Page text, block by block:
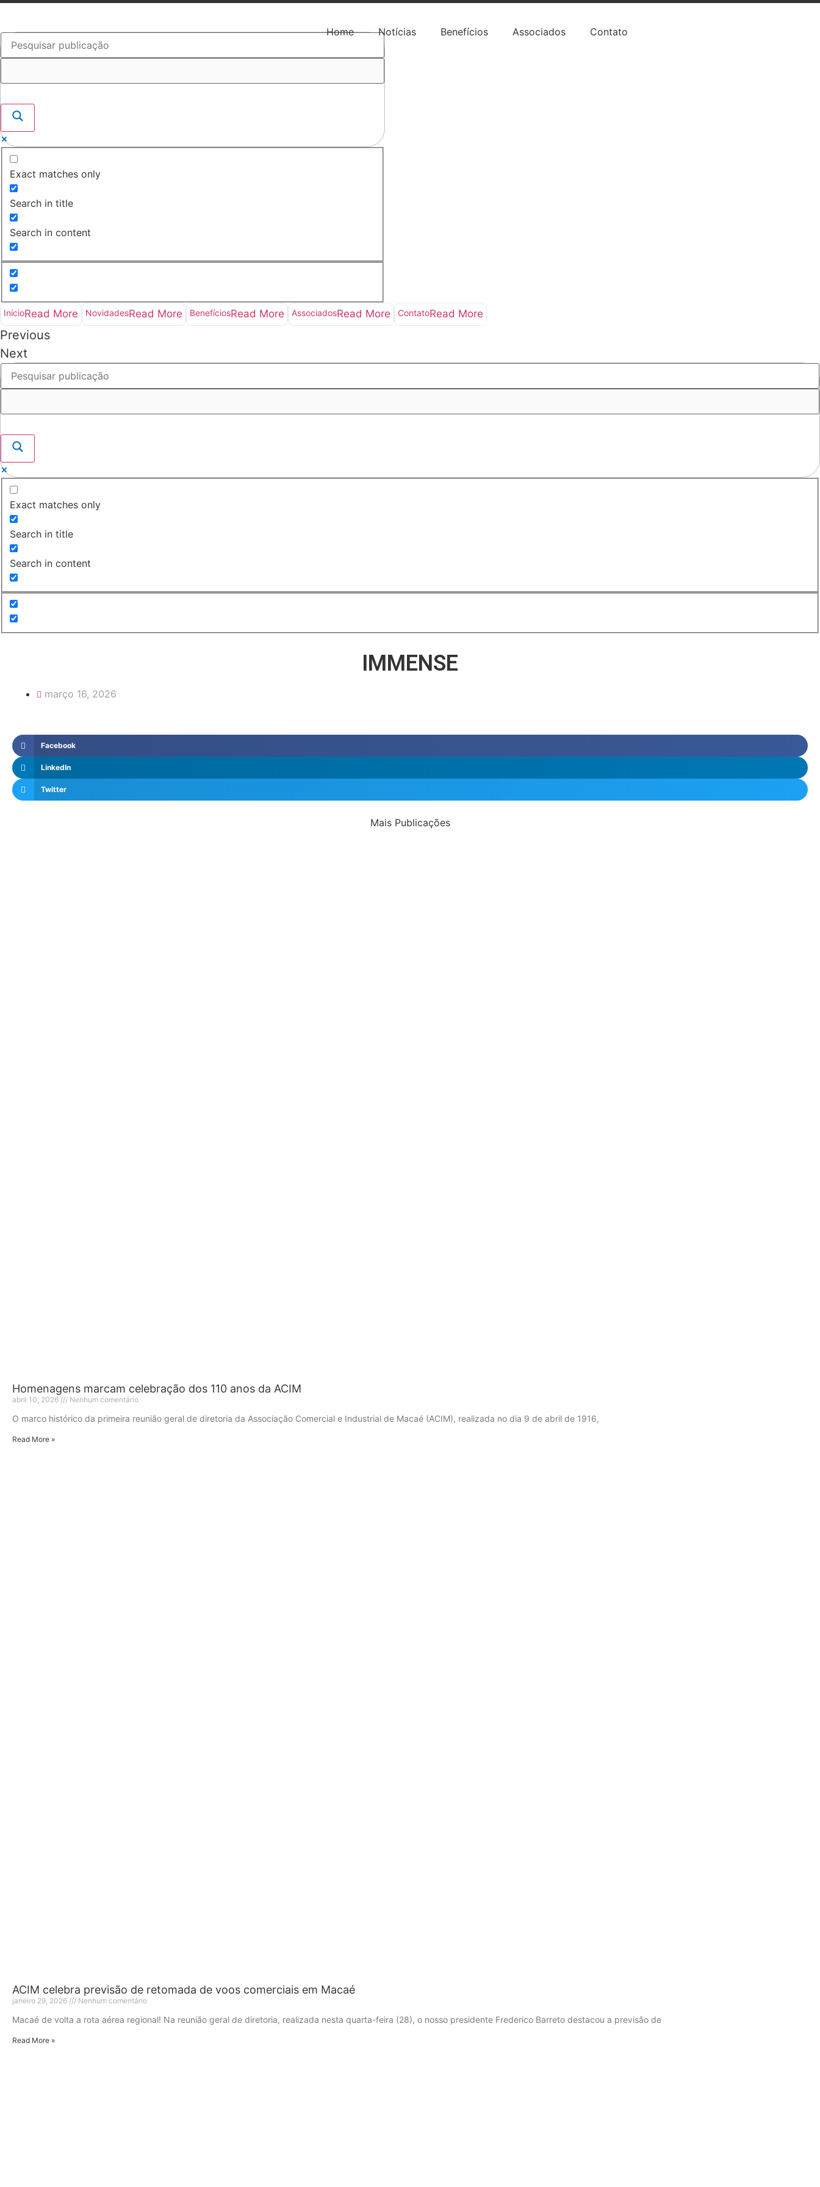
Ir
o
conteúdo
Home Notícias Benefícios Associados Contato
Exact matches only
Search in title
Search in content
InícioRead More NovidadesRead More BenefíciosRead More AssociadosRead More ContatoRead More
Previous
Next
Exact matches only
Search in title
Search in content
IMMENSE
março 16, 2026
Facebook
LinkedIn
Twitter
Mais Publicações
Homenagens marcam celebração dos 110 anos da ACIM
abril 10, 2026 Nenhum comentário
O marco histórico da primeira reunião geral de diretoria da Associação Comercial e Industrial de Macaé (ACIM), realizada no dia 9 de abril de 1916,
Read More »
ACIM celebra previsão de retomada de voos comerciais em Macaé
janeiro 29, 2026 Nenhum comentário
Macaé de volta a rota aérea regional! Na reunião geral de diretoria, realizada nesta quarta-feira (28), o nosso presidente Frederico Barreto destacou a previsão de
Read More »